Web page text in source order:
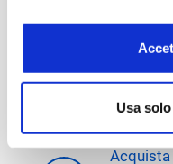
Usa
Scarica
Acquista